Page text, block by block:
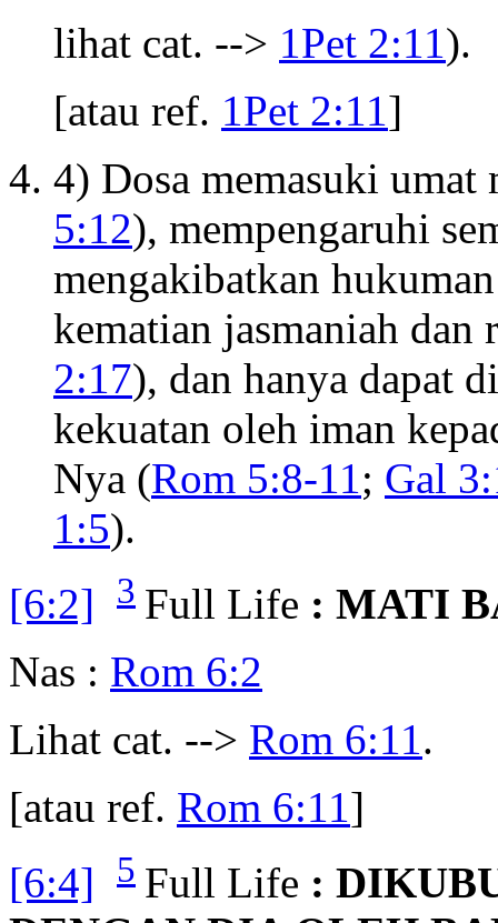
lihat cat. --> 1Pet 2:11 ).
[atau ref. 1Pet 2:11 ]
4) Dosa memasuki
5:12), mempengaruhi
mengakibatkan
kematian jasmaniah dan
2:17), dan hanya dapat
kekuatan oleh iman
Nya (Rom 5:8-11 ; Gal
1:5).
[6:2]
3 Full Life : MATI
Nas : Rom 6:2
Lihat cat. --> Rom 6:11 .
[atau ref. Rom 6:11 ]
[6:4]
5 Full Life :